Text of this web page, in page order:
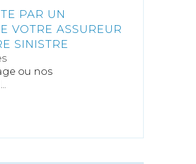
PAR UN
VOTRE ASSUREUR
SINISTRE
ou nos